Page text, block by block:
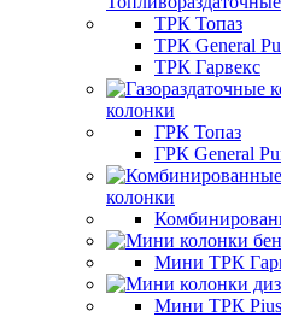
ТРК Топаз
ТРК General
ТРК Гарвекс
колонки
ГРК Топаз
ГРК General
колонки
Мини ТРК
Мини ТРК